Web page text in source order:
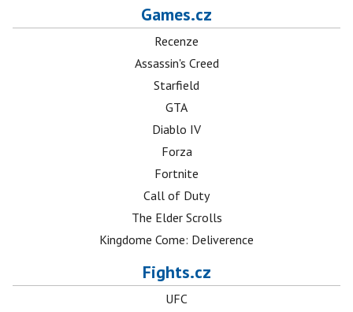
Games.cz
Recenze
Assassin's Creed
Starfield
GTA
Diablo IV
Forza
Fortnite
Call of Duty
The Elder Scrolls
Kingdome Come: Deliverence
Fights.cz
UFC